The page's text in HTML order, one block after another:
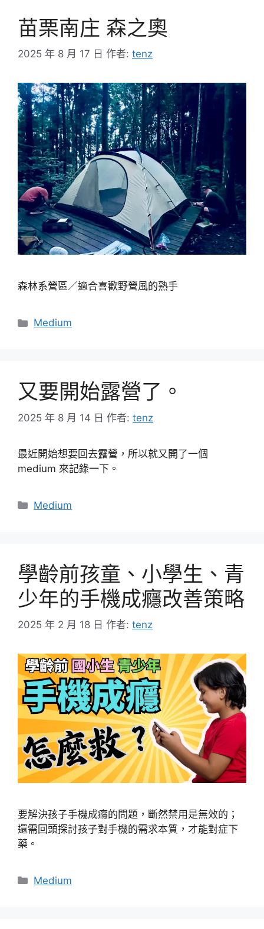
苗栗南庄 森之奧
2025 年 8 月 17 日 作者: tenz
森林系營區／適合喜歡野營風的熟手
分
Medium
又要開始露營了。
2025 年 8 月 14 日 作者: tenz
最近開始想要回去露營，所以就又開了一個
medium 來記錄一下。
分
Medium
學齡前孩童、小學生、青
少年的手機成癮改善策略
2025 年 2 月 18 日 作者: tenz
要解決孩子手機成癮的問題，斷然禁用是無效的；
還需回頭探討孩子對手機的需求本質，才能對症下
藥。
分
Medium